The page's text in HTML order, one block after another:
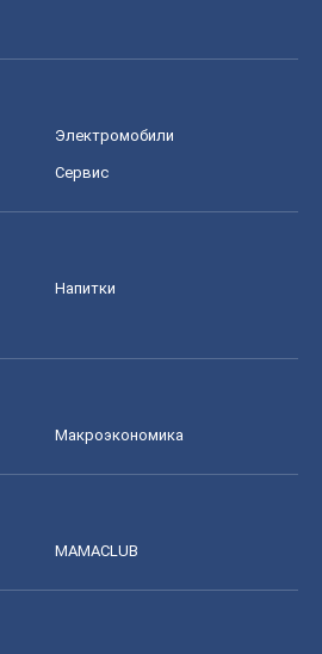
Электромобили
Сервис
Напитки
Mакроэкономика
MAMACLUB